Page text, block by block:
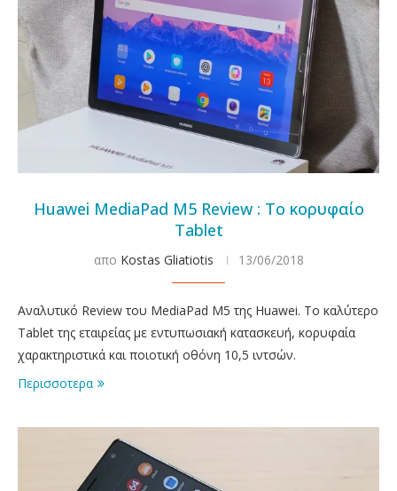
Huawei MediaPad M5 Review : Το κορυφαίο
Tablet
απο Kostas Gliatiotis 13/06/2018
Αναλυτικό Review του MediaPad M5 της Huawei. To καλύτερο
Tablet της εταιρείας με εντυπωσιακή κατασκευή, κορυφαία
χαρακτηριστικά και ποιοτική οθόνη 10,5 ιντσών.
Περισσοτερα